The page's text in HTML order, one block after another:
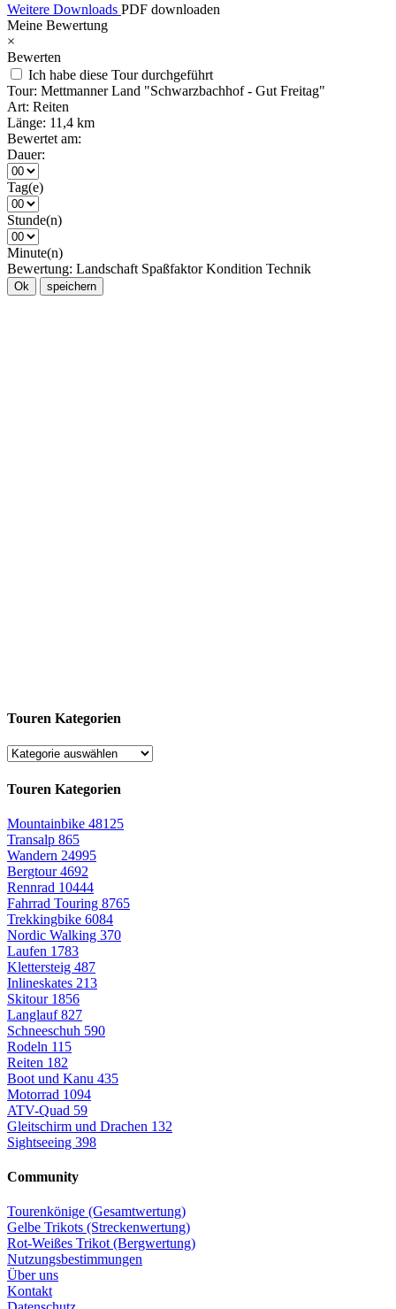
Weitere Downloads PDF downloaden
Meine Bewertung
×
Bewerten
Ich habe diese Tour durchgeführt
Tour: Mettmanner Land "Schwarzbachhof - Gut Freitag"
Art: Reiten
Länge: 11,4 km
Bewertet am:
Dauer:
Tag(e)
Stunde(n)
Minute(n)
Bewertung: Landschaft Spaßfaktor Kondition Technik
Ok speichern
Touren Kategorien
Touren Kategorien
Mountainbike 48125
Transalp 865
Wandern 24995
Bergtour4692
Rennrad 10444
Fahrrad Touring 8765
Trekkingbike 6084
Nordic Walking 370
Laufen 1783
Klettersteig 487
Inlineskates 213
Skitour 1856
Langlauf827
Schneeschuh 590
Rodeln 115
Reiten 182
Boot und Kanu 435
Motorrad 1094
ATV-Quad 59
Gleitschirm und Drachen 132
Sightseeing 398
Community
Tourenkönige (Gesamtwertung)
Gelbe Trikots (Streckenwertung)
Rot-Weißes Trikot (Bergwertung)
Nutzungsbestimmungen
Über uns
Kontakt